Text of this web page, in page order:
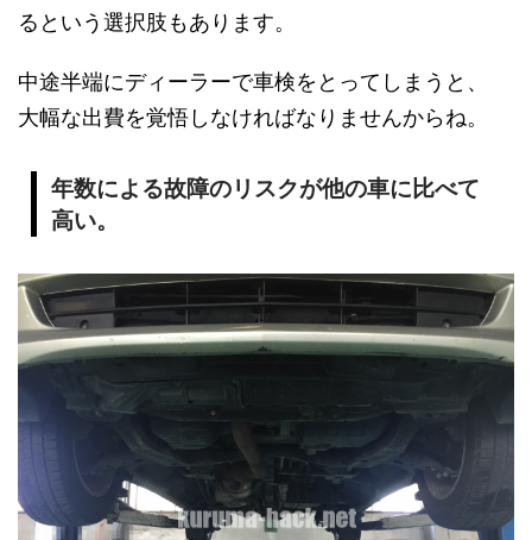
るという選択肢もあります。
中途半端にディーラーで車検をとってしまうと、
大幅な出費を覚悟しなければなりませんからね。
年数による故障のリスクが他の車に比べて
高い。